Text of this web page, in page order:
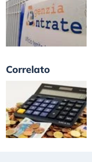
Correlato